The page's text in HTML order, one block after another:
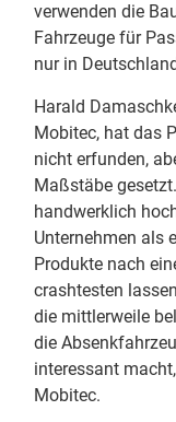
verwenden die
Fahrzeuge für
nur in
Harald
Mobitec, hat das
nicht erfunden,
Maßstäbe
handwerklich
Unternehmen als
Produkte nach
crashtesten
die mittlerweile
die
interessant
Mobitec.